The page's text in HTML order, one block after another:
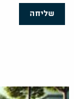
שליחה